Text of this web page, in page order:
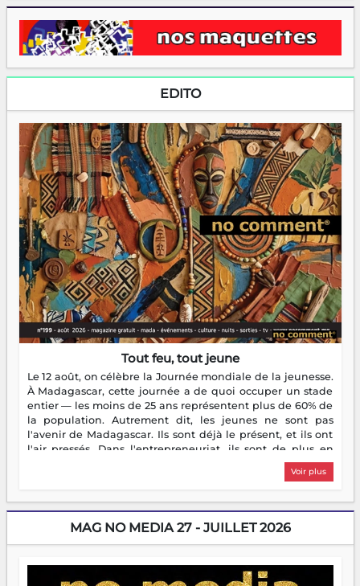
EDITO
Tout feu, tout jeune
Le 12 août, on célèbre la Journée mondiale de la jeunesse.
À Madagascar, cette journée a de quoi occuper un stade
entier — les moins de 25 ans représentent plus de 60% de
la population. Autrement dit, les jeunes ne sont pas
l'avenir de Madagascar. Ils sont déjà le présent, et ils ont
l'air pressés. Dans l'entrepreneuriat, ils sont de plus en
plus nombreux à se lancer, à créer, à risquer — souvent
sans filet, souvent sans aide, mais toujours avec cette
dorment vraiment la nuit. En culture, les nouvelles sont
encore meilleures. Aina Rasamoelina vient de décrocher le
Prix RFI Instrumental Afrique. Miangaly Elia rafle le Prix
jeunes qui tiennent la torche. Alors oui, on pourrait
s'arrêter là, applaudir et rentrer chez soi satisfait. Mais ce
Voir plus
MAG NO MEDIA 27 - JUILLET 2026